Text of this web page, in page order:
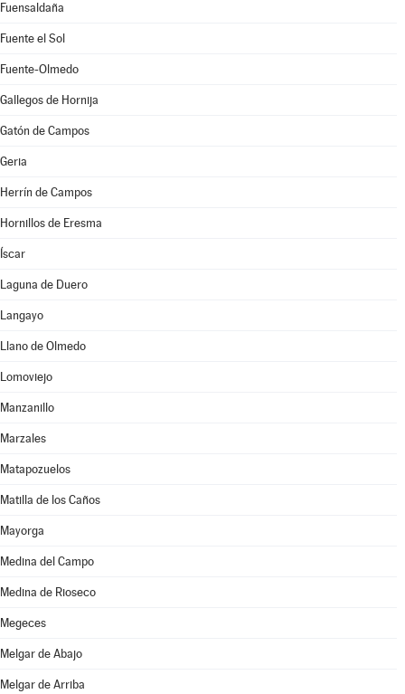
Fuensaldaña
Fuente el Sol
Fuente-Olmedo
Gallegos de Hornija
Gatón de Campos
Geria
Herrín de Campos
Hornillos de Eresma
Íscar
Laguna de Duero
Langayo
Llano de Olmedo
Lomoviejo
Manzanillo
Marzales
Matapozuelos
Matilla de los Caños
Mayorga
Medina del Campo
Medina de Rioseco
Megeces
Melgar de Abajo
Melgar de Arriba